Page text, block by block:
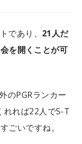
であり、 21人だ
を開くことが可
のPGRランカー
れれば22人でS-T
ごいですね。